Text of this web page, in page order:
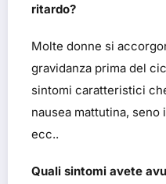
ritardo?
Molte donne si
gravidanza prima del
sintomi caratteristici
nausea mattutina,
ecc..
Quali sintomi avete